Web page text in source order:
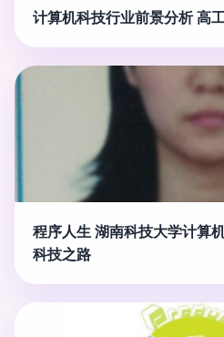
计算机科技行业前景分析 高
程序人生 湖南科技大学计算
科技之路